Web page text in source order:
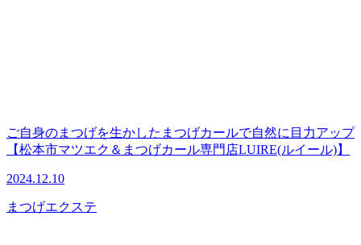
ご自身のまつげを生かしたまつげカールで自然に目力アップ
【松本市マツエク＆まつげカール専門店LUIRE(ルイール)】
2024.12.10
まつげエクステ